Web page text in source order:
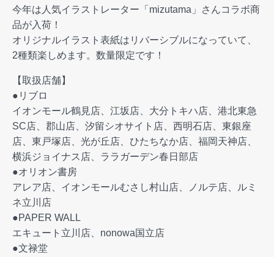
今年は人気イラストレーター「mizutama」さんコラボ商
品が入荷！
オリジナルイラスト表紙はリバーシブルになっていて、
2種類楽しめます。数量限定です！
【取扱店舗】
●リブロ
イオンモール鶴見店、江坂店、大分トキハ店、港北東急
SC店、郡山店、汐留シオサイト店、西明石店、東銀座
店、東戸塚店、光が丘店、ひたちなか店、福岡天神店、
横浜ジョイナス店、ララガーデン春日部店
●オリオン書房
アレア店、イオンモールむさし村山店、ノルテ店、ルミ
ネ立川店
●PAPER WALL
エキュート立川店、nonowa国立店
●文禄堂